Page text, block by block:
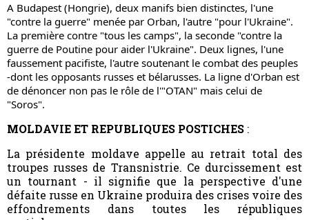
A Budapest (Hongrie), deux manifs bien distinctes, l'une
"contre la guerre" menée par Orban, l'autre "pour l'Ukraine".
La première contre "tous les camps", la seconde "contre la
guerre de Poutine pour aider l'Ukraine". Deux lignes, l'une
faussement pacifiste, l'autre soutenant le combat des peuples
-dont les opposants russes et bélarusses. La ligne d'Orban est
de dénoncer non pas le rôle de l'"OTAN" mais celui de
"Soros".
MOLDAVIE ET REPUBLIQUES POSTICHES :
La présidente moldave appelle au retrait total des
troupes russes de Transnistrie. Ce durcissement est
un tournant - il signifie que la perspective d'une
défaite russe en Ukraine produira des crises voire des
effondrements dans toutes les républiques